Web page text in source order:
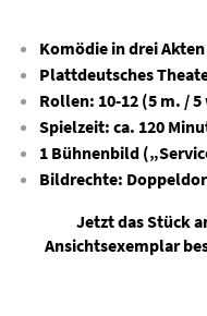
Komödie in drei
Plattdeutsches
Rollen: 10-12 (5 m. /
Spielzeit: ca. 120
1 Bühnenbild
Bildrechte:
Jetzt das Stück
Ansichtsexemplar